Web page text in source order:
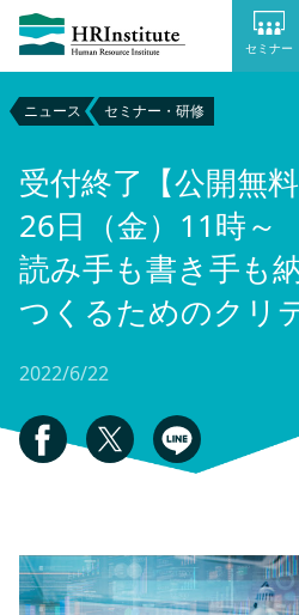
セミナー
ニュース セミナー・研修
受付終了【公開無
26日（金）11時～
読み手も書き手も
つくるためのクリ
2022/6/22